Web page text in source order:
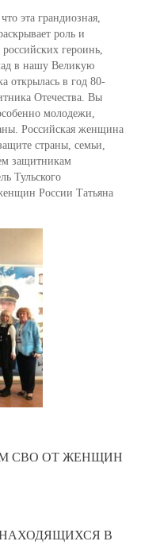
эта грандиозная,
роль и
героинь,
в нашу Великую
открылась в год 80-
Отечества. Вы
молодежи,
Российская женщина
страны, семьи,
защитникам
Тульского
России Татьяна
СВО ОТ ЖЕНЩИН
В